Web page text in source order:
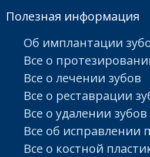
Полезная информация
Об имплантации
Все о
Все о лечении зубов
Все о реставрации
Все о удалении зубов
Все об исправлении
Все о костной